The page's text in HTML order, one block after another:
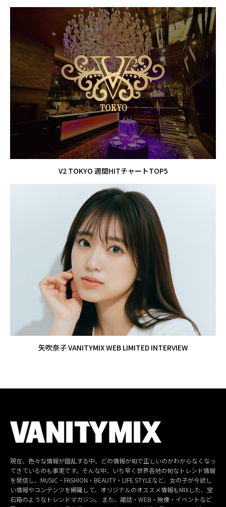
V2 TOKYO 週間HITチャートTOP5
矢吹奈子 VANITYMIX WEB LIMITED INTERVIEW
現在、色々な情報が錯乱する中、どの情報が旬で正しいのかわからなくなっ
てきているのも事実です。そんな中、いち早く世界各地の旬なトレンド情報
を発信し、MUSIC・FASHION・BEAUTY・LIFE STYLEなど、女の子が今欲し
い情報やコンテンツを網羅して、オリジナルのオススメ情報もMIXした、宝
石箱のようなトレンドマガジン。 また、雑誌・WEB・映像・イベントなど